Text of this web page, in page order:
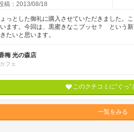
稿：2013/08/18
っとした御礼に購入させていただきました。
ます。今回は、黒蜜きなこブッセ？ という
たいと思います。
梅 光の森店
カフェ
このクチコミに“ぐっ”
一覧をみる